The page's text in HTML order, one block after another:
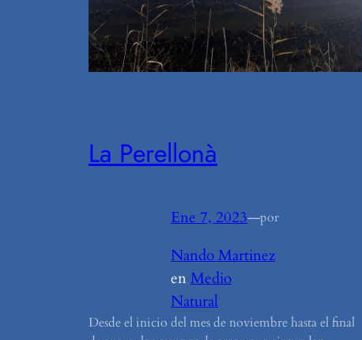
La Perellonà
Ene 7, 2023—por
Nando Martinez
enMedio
Natural
Desde el inicio del mes de noviembre hasta el final